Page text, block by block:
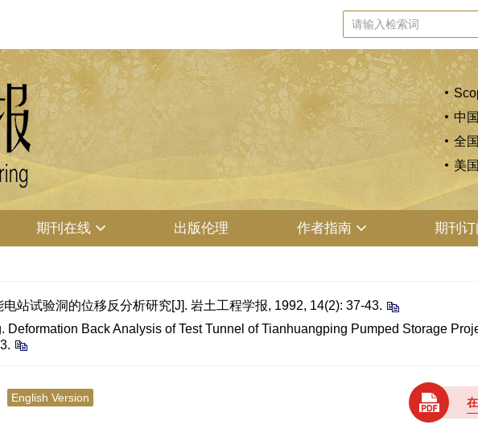
中
全
美
期刊在线 出版伦理 作者指南 期刊订
站试验洞的位移反分析研究[J]. 岩土工程学报, 1992, 14(2): 37-43.
Back Analysis of Test Tunnel of Tianhuangping Pumped Storage
English Version